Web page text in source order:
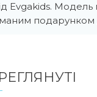
Evgakids. Модель
подарунком